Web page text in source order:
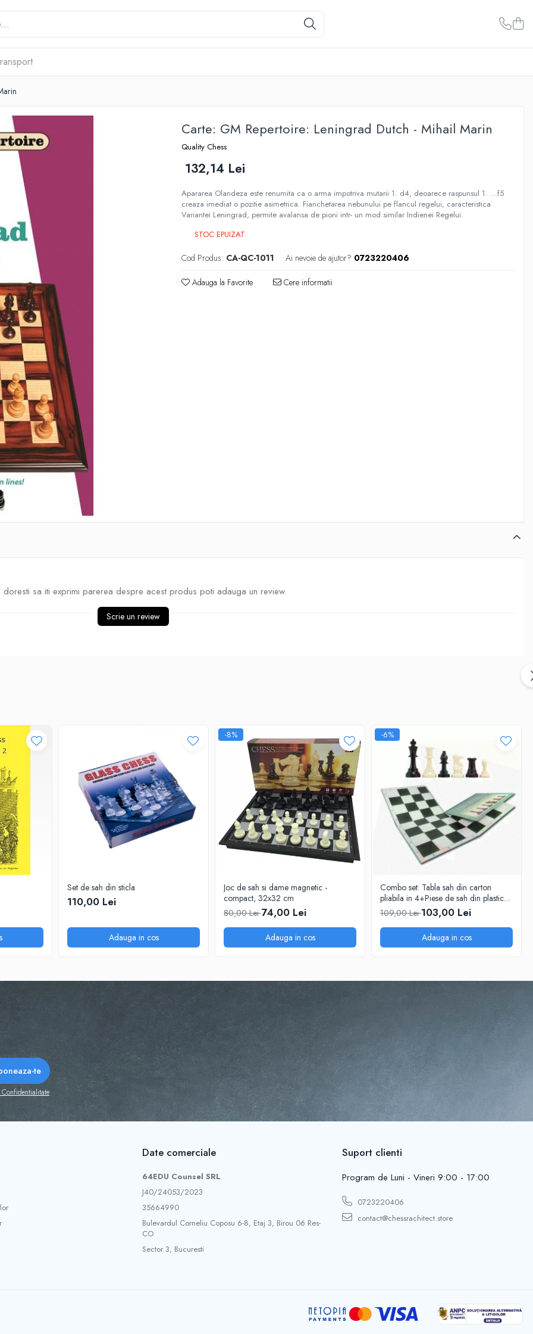
Carte: GM Repertoire: Leningrad Dutch - Mihail Marin
Quality Chess
132,14 Lei
Apararea Olandeza este renumita ca o arma impotriva mutarii 1. d4, deoarece raspunsul 1. ...f5
creaza imediat o pozitie asimetrica. Fianchetarea nebunului pe flancul regelui, caracteristica
Variantei Leningrad, permite avalansa de pioni intr- un mod similar Indienei Regelui.
STOC EPUIZAT
Cod Produs: CA-QC-1011 Ai nevoie de ajutor? 0723220406
Adauga la Favorite Cere informatii
doresti sa iti exprimi parerea despre acest produs poti adauga un review.
Scrie un review
Set de sah din sticla
110,00 Lei
Adauga in cos
-8%
Joc de sah si dame magnetic -
compact, 32x32 cm
80,00 Lei74,00 Lei
Adauga in cos
-6%
Combo set: Tabla sah din carton
pliabila in 4+Piese de sah din plastic
no. 6 - weighted
109,00 Lei103,00 Lei
Adauga in cos
Date comerciale
64EDU Counsel SRL
J40/24053/2023
35664990
Bulevardul Corneliu Coposu 6-8, Etaj 3, Birou 06 Res-
CO
Sector 3, Bucuresti
Suport clienti
Program de Luni - Vineri 9:00 - 17:00
0723220406
contact@chessrachitect.store